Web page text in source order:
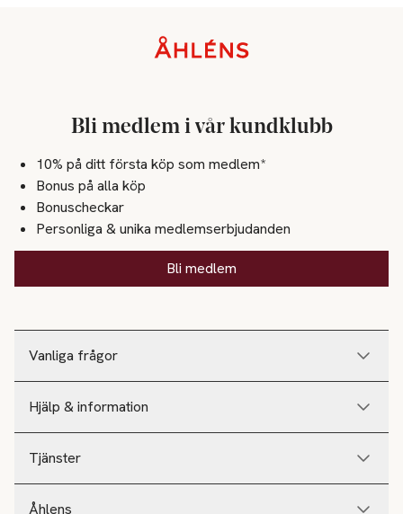
Vanliga frågor
Hjälp & information
Tjänster
Åhlens
Bli medlem i vår kundklubb
10% på ditt första köp som medlem*
Bonus på alla köp
Bonuscheckar
Personliga & unika medlemserbjudanden
Bli medlem